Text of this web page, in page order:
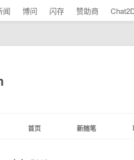
闻 博问 闪存 赞助商
首页 新随笔